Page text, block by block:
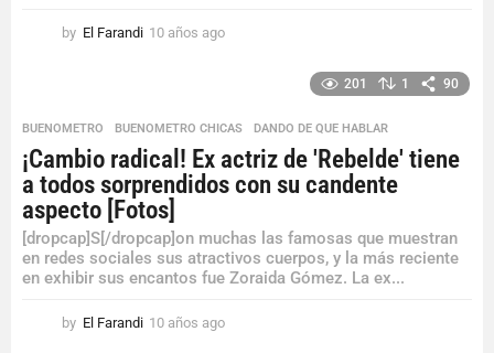
by El Farandi 10 años ago
s
a
g
201 1 90
BUENOMETRO ,BUENOMETRO CHICAS ,DANDO DE QUE HABLAR
¡Cambio radical! Ex actriz de 'Rebelde' tiene
a todos sorprendidos con su candente
aspecto [Fotos]
[dropcap]S[/dropcap]on muchas las famosas que muestran
en redes sociales sus atractivos cuerpos, y la más reciente
en exhibir sus encantos fue Zoraida Gómez. La ex...
by El Farandi 10 años ago